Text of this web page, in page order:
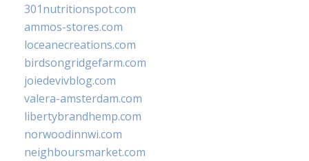
301nutritionspot.com
ammos-stores.com
loceanecreations.com
birdsongridgefarm.com
joiedevivblog.com
valera-amsterdam.com
libertybrandhemp.com
norwoodinnwi.com
neighboursmarket.com